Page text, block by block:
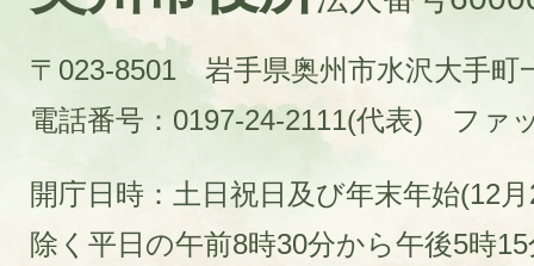
〒023-8501 岩手県奥州市水沢大手町
電話番号：0197-24-2111(代表)
ファ
開庁日時：土日祝日及び年末年始(12
除く平日の午前8時30分から午後5時